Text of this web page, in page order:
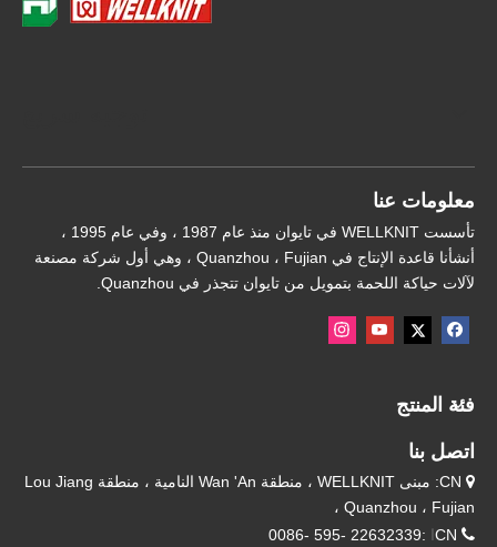
معلومات عنا
تأسست WELLKNIT في تايوان منذ عام 1987 ، وفي عام 1995 ،
أنشأنا قاعدة الإنتاج في Quanzhou ، Fujian ، وهي أول شركة مصنعة
لآلات حياكة اللحمة بتمويل من تايوان تتجذر في Quanzhou.
فئة المنتج
اتصل بنا

CN: مبنى WELLKNIT ، منطقة Wan 'An النامية ، منطقة Lou Jiang
، Quanzhou ، Fujian

CN
:22632339 -595 -0086